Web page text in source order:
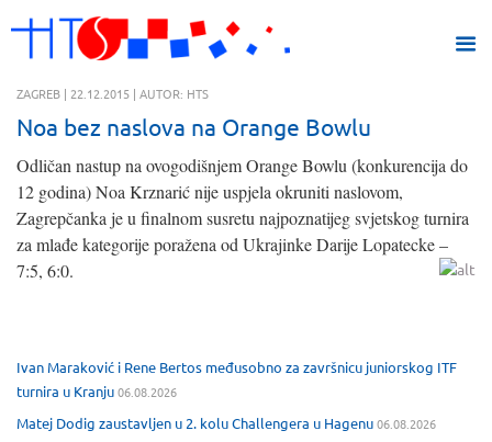
ZAGREB | 22.12.2015 | AUTOR: HTS
Noa bez naslova na Orange Bowlu
Odličan nastup na ovogodišnjem Orange Bowlu (konkurencija do
12 godina) Noa Krznarić nije uspjela okruniti naslovom,
Zagrepčanka je u finalnom susretu najpoznatijeg svjetskog turnira
za mlađe kategorije poražena od Ukrajinke Darije Lopatecke –
7:5, 6:0.
Ivan Maraković i Rene Bertos međusobno za završnicu juniorskog ITF
turnira u Kranju06.08.2026
Matej Dodig zaustavljen u 2. kolu Challengera u Hagenu06.08.2026